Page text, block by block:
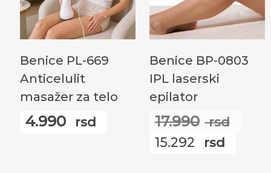
Benice PL-669
Anticelulit
masažer za telo
4.990 rsd
Benice BP-0803
IPL laserski
epilator
17.990 rsd
15.292 rsd